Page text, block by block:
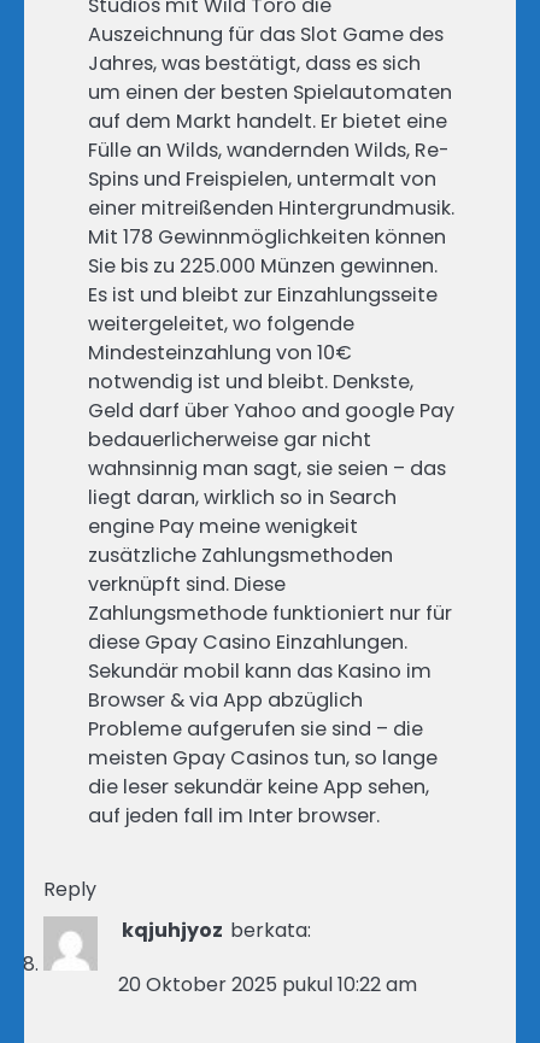
Auszeichnung für das Slot Game des
Jahres, was bestätigt, dass es sich
um einen der besten Spielautomaten
auf dem Markt handelt. Er bietet eine
Fülle an Wilds, wandernden Wilds, Re-
Spins und Freispielen, untermalt von
einer mitreißenden Hintergrundmusik.
Mit 178 Gewinnmöglichkeiten können
Sie bis zu 225.000 Münzen gewinnen.
Es ist und bleibt zur Einzahlungsseite
weitergeleitet, wo folgende
Mindesteinzahlung von 10€
notwendig ist und bleibt. Denkste,
Geld darf über Yahoo and google Pay
bedauerlicherweise gar nicht
wahnsinnig man sagt, sie seien – das
liegt daran, wirklich so in Search
engine Pay meine wenigkeit
zusätzliche Zahlungsmethoden
verknüpft sind. Diese
Zahlungsmethode funktioniert nur für
diese Gpay Casino Einzahlungen.
Sekundär mobil kann das Kasino im
Browser & via App abzüglich
Probleme aufgerufen sie sind – die
meisten Gpay Casinos tun, so lange
die leser sekundär keine App sehen,
auf jeden fall im Inter browser.
Reply
kqjuhjyoz berkata:
20 Oktober 2025 pukul 10:22 am